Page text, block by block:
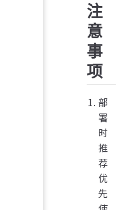
注
意
事
项
部
署
时
推
荐
优
先